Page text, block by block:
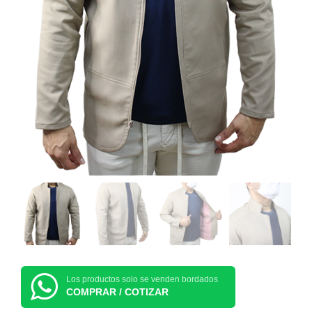
Los productos solo se venden bordados
COMPRAR / COTIZAR